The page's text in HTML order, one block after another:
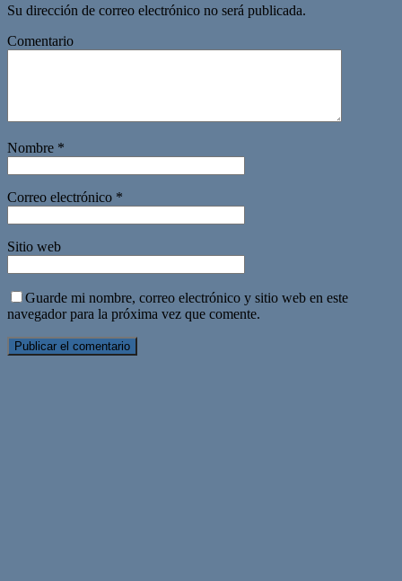
Su dirección de correo electrónico no será publicada.
Comentario
Nombre *
Correo electrónico *
Sitio web
Guarde mi nombre, correo electrónico y sitio web en este
navegador para la próxima vez que comente.